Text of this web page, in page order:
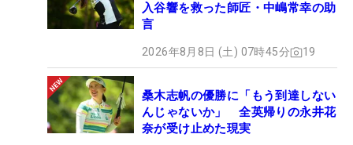
入谷響を救った師匠・中嶋常幸の助
言
2026年8月8日 (土) 07時45分 19
桑木志帆の優勝に「もう到達しない
んじゃないか」 全英帰りの永井花
奈が受け止めた現実